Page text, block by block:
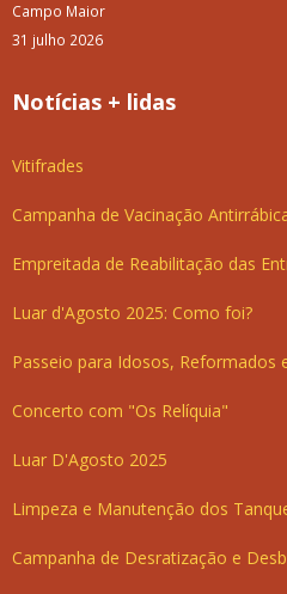
Campo Maior
31 julho 2026
Notícias + lidas
Vitifrades
Campanha de Vacinação
Empreitada de Reabilitação das
Luar d'Agosto 2025: Como foi?
Passeio para Idosos, Reformados
Concerto com "Os Relíquia"
Luar D'Agosto 2025
Limpeza e Manutenção dos
Campanha de Desratização e